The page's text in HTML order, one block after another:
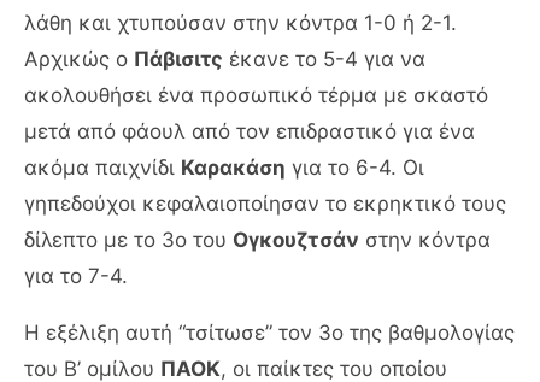
λάθη και χτυπούσαν στην κόντρα 1-0 ή 2-1.
Αρχικώς ο Πάβισιτς έκανε το 5-4 για να
ακολουθήσει ένα προσωπικό τέρμα με σκαστό
μετά από φάουλ από τον επιδραστικό για ένα
ακόμα παιχνίδι Καρακάση για το 6-4. Οι
γηπεδούχοι κεφαλαιοποίησαν το εκρηκτικό τους
δίλεπτο με το 3ο του Ογκουζτσάν στην κόντρα
για το 7-4.
Η εξέλιξη αυτή “τσίτωσε” τον 3ο της βαθμολογίας
του Β’ ομίλου ΠΑΟΚ, οι παίκτες του οποίου